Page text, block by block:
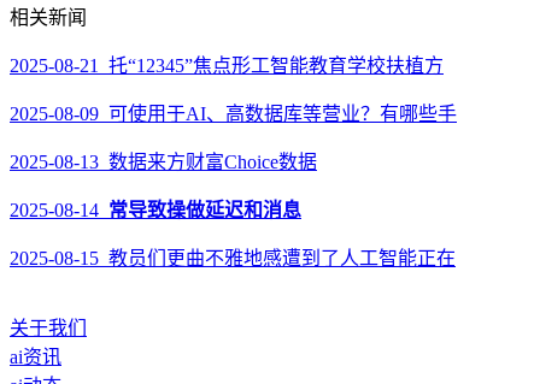
相关新闻
2025-08-21 托“12345”焦点形工智能教育学校扶植方
2025-08-09 可使用于AI、高数据库等营业？有哪些手
2025-08-13 数据来方财富Choice数据
2025-08-14 常导致操做延迟和消息
2025-08-15 教员们更曲不雅地感遭到了人工智能正在
关于我们
ai资讯